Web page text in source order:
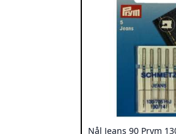
Nål Jeans 90 Prym